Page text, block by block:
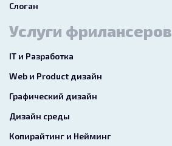
Слоган
Услуги фрилансеров
IT и Разработка
Web и Product дизайн
Графический дизайн
Дизайн среды
Копирайтинг и Нейминг